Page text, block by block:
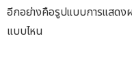
อีกอย่างคือรูปแบบการแสดงผ
แบบไหน